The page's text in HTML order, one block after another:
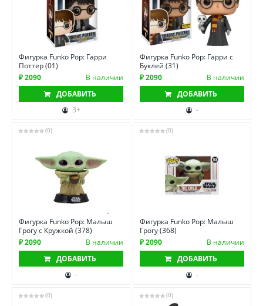
Фигурка Funko Pop: Гарри
Поттер (01)
₽ 2090
В наличии
ДОБАВИТЬ
3+
Фигурка Funko Pop: Гарри с
Буклей (31)
₽ 2090
В наличии
ДОБАВИТЬ
-
(0)
Фигурка Funko Pop: Малыш
Грогу с Кружкой (378)
₽ 2090
В наличии
ДОБАВИТЬ
-
(0)
Фигурка Funko Pop: Малыш
Грогу (368)
₽ 2090
В наличии
ДОБАВИТЬ
-
(0) (0)